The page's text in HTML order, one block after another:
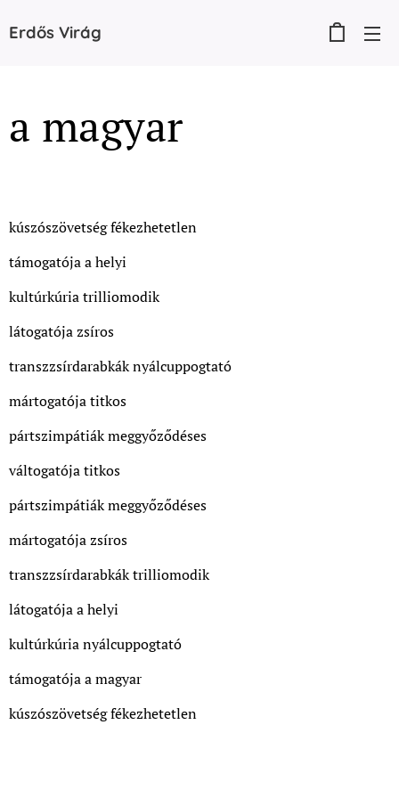
Erdős Virág
a magyar
kúszószövetség fékezhetetlen
támogatója a helyi
kultúrkúria trilliomodik
látogatója zsíros
transzzsírdarabkák nyálcuppogtató
mártogatója titkos
pártszimpátiák meggyőződéses
váltogatója titkos
pártszimpátiák meggyőződéses
mártogatója zsíros
transzzsírdarabkák trilliomodik
látogatója a helyi
kultúrkúria nyálcuppogtató
támogatója a magyar
kúszószövetség fékezhetetlen